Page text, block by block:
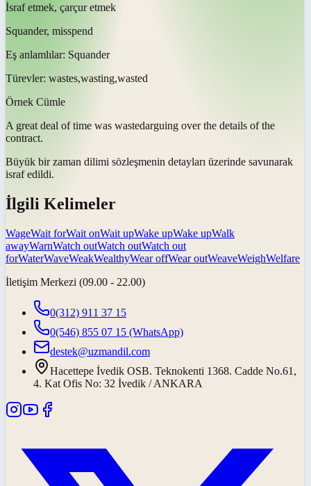
İsraf etmek, çarçur etmek
Squander, misspend
Eş anlamlılar: Squander
Türevler: wastes,wasting,wasted
Örnek Cümle
A great deal of time was wastedarguing over the details of the
contract.
Büyük bir zaman dilimi sözleşmenin detayları üzerinde savunarak
israf edildi.
İlgili Kelimeler
WageWait forWait onWait upWake upWake upWalk
awayWarnWatch outWatch outWatch out
forWaterWaveWeakWealthyWear offWear outWeaveWeighWelfare
İletişim Merkezi (09.00 - 22.00)
0(312) 911 37 15
0(546) 855 07 15 (WhatsApp)
destek@uzmandil.com
Hacettepe İvedik OSB. Teknokenti 1368. Cadde No.61,
4. Kat Ofis No: 32 İvedik / ANKARA